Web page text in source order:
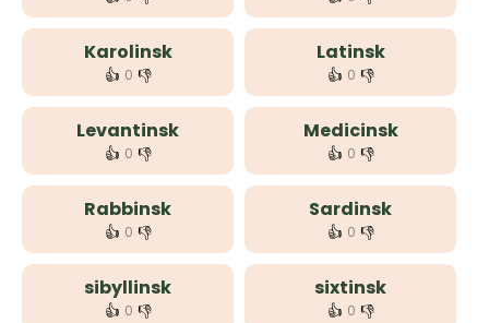
Karolinsk
👍 0 👎
Latinsk
👍 0 👎
Levantinsk
👍 0 👎
Medicinsk
👍 0 👎
Rabbinsk
👍 0 👎
Sardinsk
👍 0 👎
sibyllinsk
👍 0 👎
sixtinsk
👍 0 👎